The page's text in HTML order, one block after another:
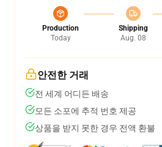
Production
Today
Shipping
Aug. 08
안전한 거래
전 세계 어디든 배송
모든 소포에 추적 번호 제공
상품을 받지 못한 경우 전액 환불